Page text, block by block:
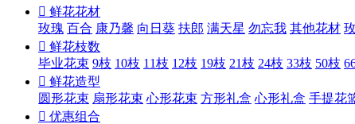
 鲜花花材
玫瑰 百合 康乃馨 向日葵 扶郎 满天星 勿忘我 其他花材
 鲜花枝数
毕业花束 9枝 10枝 11枝 12枝 19枝 21枝 24枝 33枝 50枝
 鲜花造型
圆形花束 扇形花束 心形花束 方形礼盒 心形礼盒 手提花
 优惠组合